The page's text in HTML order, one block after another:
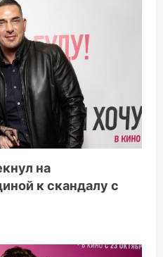
на
к скандалу с